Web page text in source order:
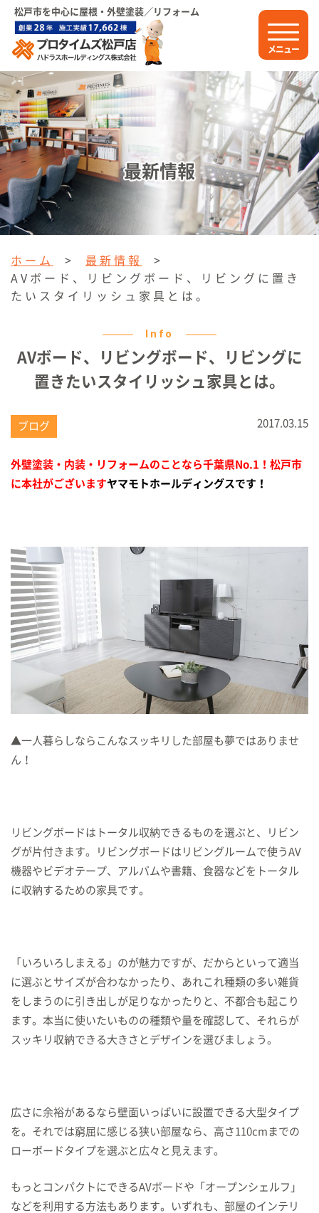
松戸市を中心に屋根・外壁塗装／リフォーム
メニュー
最新情報
ホーム > 最新情報
>
AVボード、リビングボード、リビングに置き
たいスタイリッシュ家具とは。
Info
AVボード、リビングボード、リビングに
置きたいスタイリッシュ家具とは。
ブログ 2017.03.15
外壁塗装・内装・リフォームのことなら千葉県No.1！ 松戸市
に本社がございますヤマモトホールディングスです！
▲一人暮らしならこんなスッキリした部屋も夢ではありませ
ん！
リビングボードはトータル収納できるものを選ぶと、リビン
グが片付きます。リビングボードはリビングルームで使うAV
機器やビデオテープ、アルバムや書籍、食器などをトータル
に収納するための家具です。
「いろいろしまえる」のが魅力ですが、だからといって適当
に選ぶとサイズが合わなかったり、あれこれ種類の多い雑貨
をしまうのに引き出しが足りなかったりと、不都合も起こり
ます。本当に使いたいものの種類や量を確認して、それらが
スッキリ収納できる大きさとデザインを選びましょう。
広さに余裕があるなら壁面いっぱいに設置できる大型タイプ
を。それでは窮屈に感じる狭い部屋なら、高さ110cmまでの
ローボードタイプを選ぶと広々と見えます。
もっとコンパクトにできるAVボードや「オープンシェルフ」
などを利用する方法もあります。いずれも、部屋のインテリ